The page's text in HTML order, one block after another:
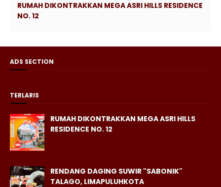
RUMAH DIKONTRAKKAN MEGA ASRI HILLS RESIDENCE
NO. 12
ADS SECTION
TERLARIS
RUMAH DIKONTRAKKAN MEGA ASRI HILLS
RESIDENCE NO. 12
RENDANG DAGING SUWIR "SABONIK"
TALAGO, LIMAPULUHKOTA